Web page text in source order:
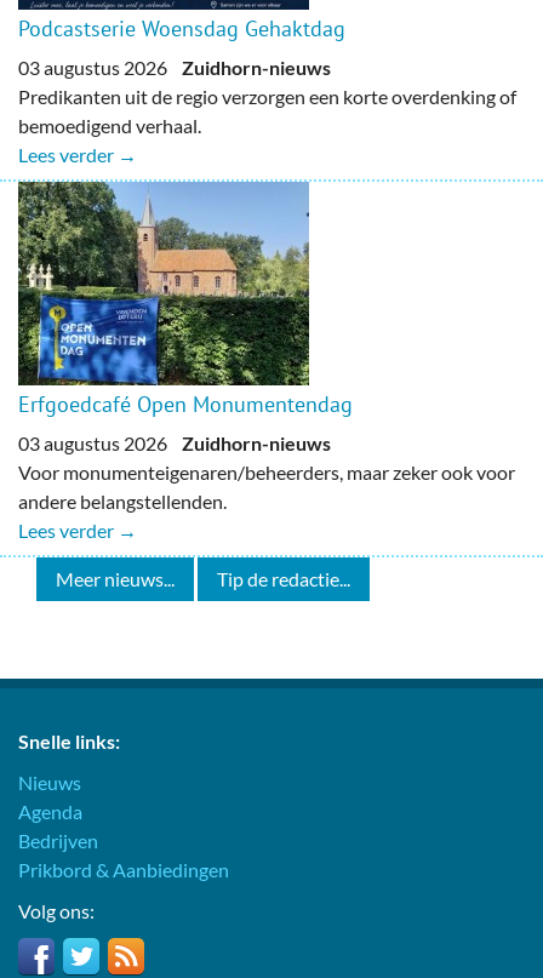
Podcastserie Woensdag Gehaktdag
03 augustus 2026 Zuidhorn-nieuws
Predikanten uit de regio verzorgen een korte overdenking of
bemoedigend verhaal.
Lees verder →
Erfgoedcafé Open Monumentendag
03 augustus 2026 Zuidhorn-nieuws
Voor monumenteigenaren/beheerders, maar zeker ook voor
andere belangstellenden.
Lees verder →
Meer nieuws... Tip de redactie...
Snelle links:
Nieuws
Agenda
Bedrijven
Prikbord & Aanbiedingen
Volg ons: